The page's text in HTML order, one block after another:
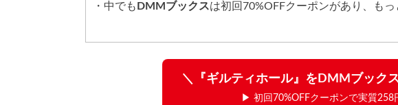
・中でも DMMブックスは初回70%OFFクーポンがあり、もっ
＼『ギルティホール』をDMMブック
▶ 初回70%OFFクーポンで実質258